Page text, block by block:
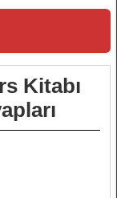
Kitabı